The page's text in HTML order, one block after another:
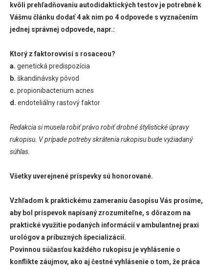
kvôli prehľadňovaniu autodidaktických testov je potrebné k
Vášmu článku dodať 4 ak nim po 4 odpovede s vyznačením
jednej správnej odpovede, napr.:
Ktorý z faktorovvisí s rosaceou?
a. genetická predispozícia
b. škandinávsky pôvod
c. propionibacterium acnes
d. endoteliálny rastový faktor
Redakcia si musela robiť právo robiť drobné štylistické úpravy
rukopisu. V prípade potreby skrátenia rukopisu bude vyžiadaný
súhlas.
Všetky uverejnené príspevky sú honorované.
Vzhľadom k praktickému zameraniu časopisu Vás prosíme,
aby bol príspevok napísaný zrozumiteľne, s dôrazom na
praktické využitie podaných informácií v ambulantnej praxi
urológov a príbuzných špecializácií.
Povinnou súčasťou každého rukopisu je vyhlásenie o
konflikte záujmov, ako aj čestné vyhlásenie o tom, že práca